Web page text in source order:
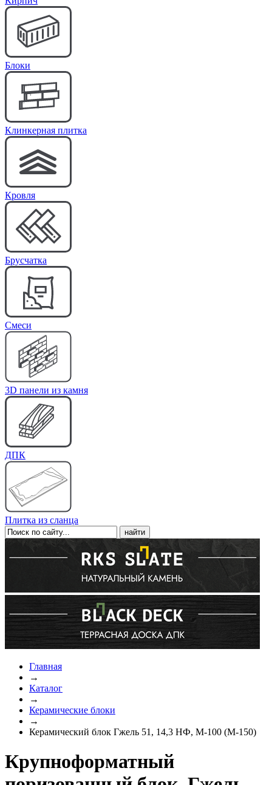
Блоки
Клинкерная плитка
Кровля
Брусчатка
Cмеси
3D панели из камня
ДПК
Плитка из сланца
Главная
→
Каталог
→
Керамические блоки
→
Керамический блок Гжель 51, 14,3 НФ, М-100 (М-150)
Крупноформатный